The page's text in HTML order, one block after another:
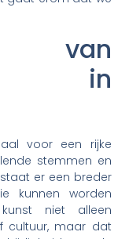
van
in
voor een rijke
stemmen en
er een breder
kunnen worden
niet alleen
cultuur, maar dat